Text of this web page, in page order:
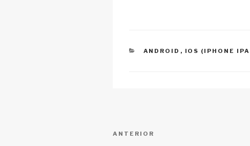
CATEGORIAS
ANDROID , IOS (IPHONE
Navegação
Conteúdo
ANTERIOR